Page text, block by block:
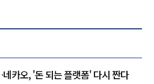
카오, '돈 되는 플랫폼' 다시 짠다